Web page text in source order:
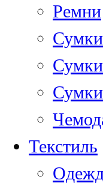
Ремни
Сумки
Текстиль